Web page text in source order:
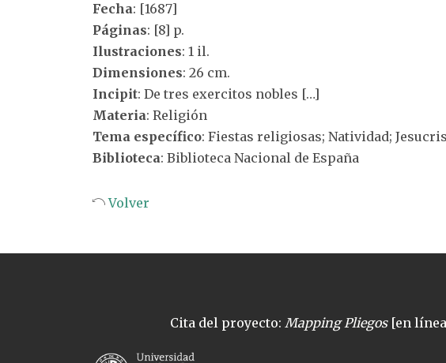
Fecha: [1687]
Páginas: [8] p.
Ilustraciones: 1 il.
Dimensiones: 26 cm.
Incipit: De tres exercitos nobles […]
Materia: Religión
Tema específico: Fiestas religiosas; Natividad;
Biblioteca: Biblioteca Nacional de España
Volver
Cita del proyecto: Mapping Pliegos[en